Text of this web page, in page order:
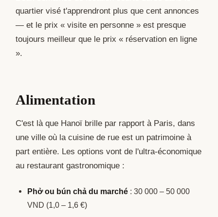
quartier visé t'apprendront plus que cent annonces
— et le prix « visite en personne » est presque
toujours meilleur que le prix « réservation en ligne
».
Alimentation
C'est là que Hanoï brille par rapport à Paris, dans
une ville où la cuisine de rue est un patrimoine à
part entière. Les options vont de l'ultra-économique
au restaurant gastronomique :
Phở ou bún chả du marché : 30 000 – 50 000
VND (1,0 – 1,6 €)